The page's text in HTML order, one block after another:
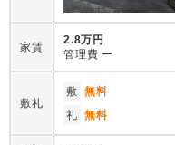
家賃
2.8万円
管理費 ー
敷礼
敷 無料
礼 無料